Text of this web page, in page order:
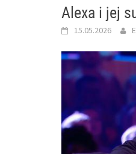
Alexa i jej
15.05.2026